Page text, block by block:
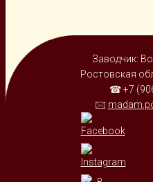
Заводчик:
Ростовская
☎ +7
🖂